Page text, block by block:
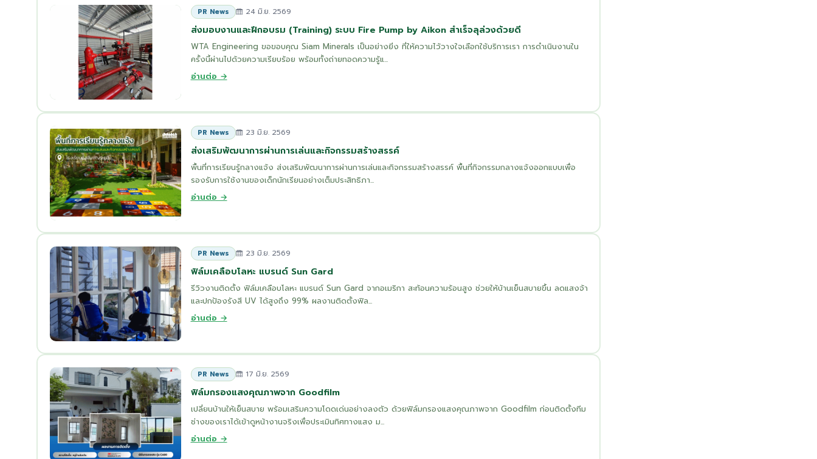
PR News 24 มิ.ย. 2569
ส่งมอบงานและฝึกอบรม (Training) ระบบ Fire Pump by Aikon สำเร็จลุล่วงด้วยดี
WTA Engineering ขอขอบคุณ Siam Minerals เป็นอย่างยิ่ง ที่ให้ความไว้วางใจเลือกใช้บริการเรา การดำเนินงานใน
ครั้งนี้ผ่านไปด้วยความเรียบร้อย พร้อมทั้งถ่ายทอดความรู้แ...
อ่านต่อ →
PR News 23 มิ.ย. 2569
ส่งเสริมพัฒนาการผ่านการเล่นและกิจกรรมสร้างสรรค์
พื้นที่การเรียนรู้กลางแจ้ง ส่งเสริมพัฒนาการผ่านการเล่นและกิจกรรมสร้างสรรค์ พื้นที่กิจกรรมกลางแจ้งออกแบบเพื่อ
รองรับการใช้งานของเด็กนักเรียนอย่างเต็มประสิทธิภา...
อ่านต่อ →
PR News 23 มิ.ย. 2569
ฟิล์มเคลือบโลหะ แบรนด์ Sun Gard
รีวิวงานติดตั้ง ฟิล์มเคลือบโลหะ แบรนด์ Sun Gard จากอเมริกา สะท้อนความร้อนสูง ช่วยให้บ้านเย็นสบายขึ้น ลดแสงจ้า
และปกป้องรังสี UV ได้สูงถึง 99% ผลงานติดตั้งฟิล...
อ่านต่อ →
PR News 17 มิ.ย. 2569
ฟิล์มกรองแสงคุณภาพจาก Goodfilm
เปลี่ยนบ้านให้เย็นสบาย พร้อมเสริมความโดดเด่นอย่างลงตัว ด้วยฟิล์มกรองแสงคุณภาพจาก Goodfilm ก่อนติดตั้งทีม
ช่างของเราได้เข้าดูหน้างานจริงเพื่อประเมินทิศทางแสง ม...
อ่านต่อ →